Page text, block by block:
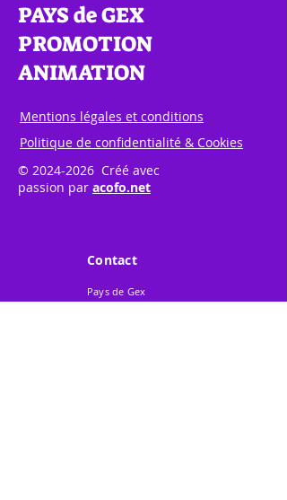
PAYS de GEX
PROMOTION
ANIMATION
Mentions légales et conditions
Politique de confidentialité & Cookies
© 2024-2026 Créé avec
passion par acofo.net
Contact
Pays de Gex